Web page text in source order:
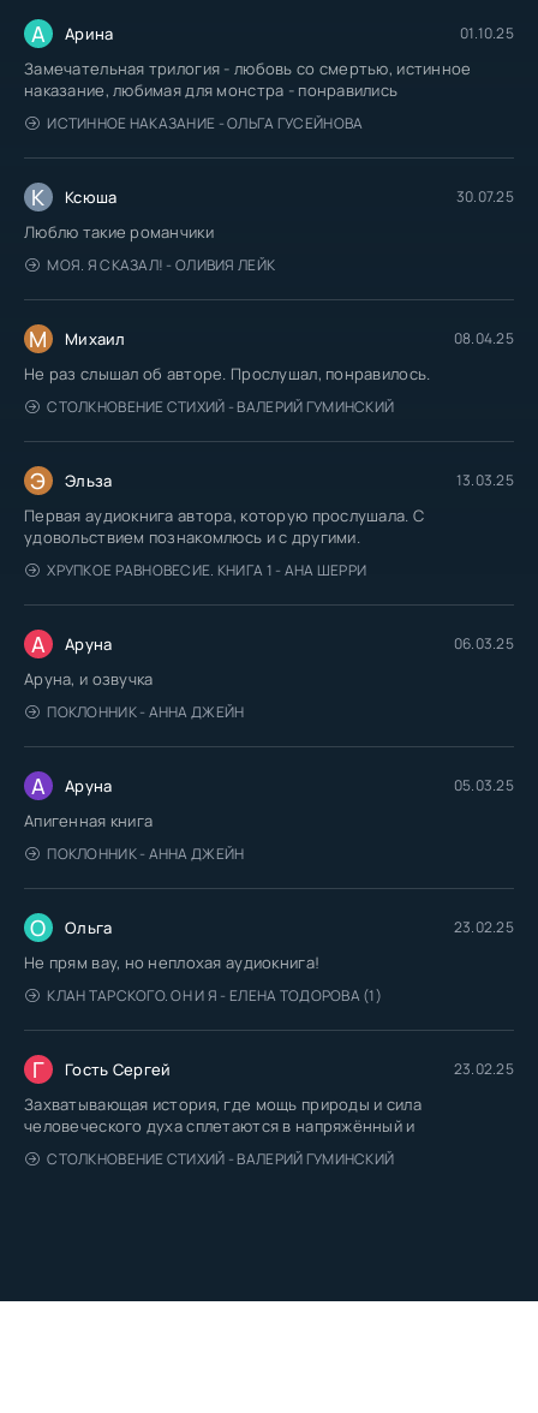
А Арина 01.10.25
Замечательная трилогия - любовь со смертью, истинное
наказание, любимая для монстра - понравились
ИСТИННОЕ НАКАЗАНИЕ - ОЛЬГА ГУСЕЙНОВА
К Ксюша 30.07.25
Люблю такие романчики
МОЯ. Я СКАЗАЛ! - ОЛИВИЯ ЛЕЙК
М Михаил 08.04.25
Не раз слышал об авторе. Прослушал, понравилось.
СТОЛКНОВЕНИЕ СТИХИЙ - ВАЛЕРИЙ ГУМИНСКИЙ
Э Эльза 13.03.25
Первая аудиокнига автора, которую прослушала. С
удовольствием познакомлюсь и с другими.
ХРУПКОЕ РАВНОВЕСИЕ. КНИГА 1 - АНА ШЕРРИ
А Аруна 06.03.25
Аруна, и озвучка
ПОКЛОННИК - АННА ДЖЕЙН
А Аруна 05.03.25
Апигенная книга
ПОКЛОННИК - АННА ДЖЕЙН
О Ольга 23.02.25
Не прям вау, но неплохая аудиокнига!
КЛАН ТАРСКОГО. ОН И Я - ЕЛЕНА ТОДОРОВА (1)
Г Гость Сергей 23.02.25
Захватывающая история, где мощь природы и сила
человеческого духа сплетаются в напряжённый и
СТОЛКНОВЕНИЕ СТИХИЙ - ВАЛЕРИЙ ГУМИНСКИЙ